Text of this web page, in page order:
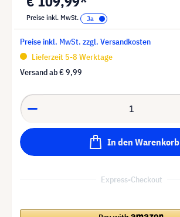
Preise inkl. MwSt.
Preise inkl. MwSt. zzgl. Versandkosten
Lieferzeit 5-8 Werktage
Versand ab€ 9,99
In den Warenkorb
Express-Checkout